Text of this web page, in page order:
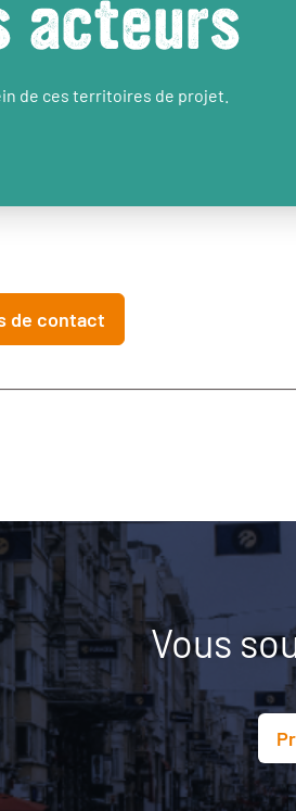
acteurs
de ces territoires de projet.
de contact
Vous